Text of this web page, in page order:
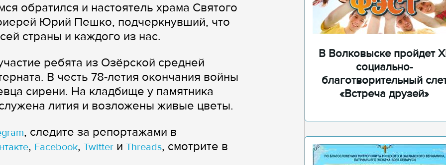
обратился и настоятель храма Святого
Юрий Пешко, подчеркнувший, что
страны и каждого из нас.
ребята из Озёрской средней
В честь 78-летия окончания войны
сирени. На кладбище у памятника
лития и возложены живые цветы.
, следите за репортажами в
, Facebook, Twitter и Threads, смотрите в
В Волковыске пройдет
социально-
благотворительный
«Встреча друзей»